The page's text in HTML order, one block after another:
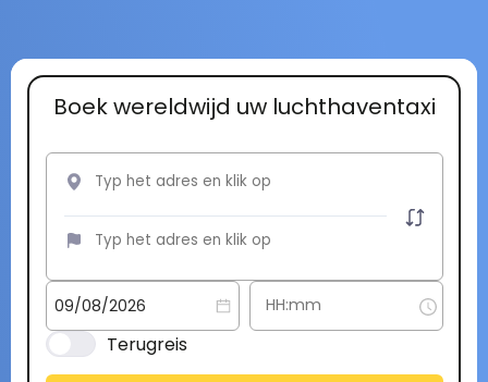
Boek wereldwijd uw luchthaventaxi
Terugreis